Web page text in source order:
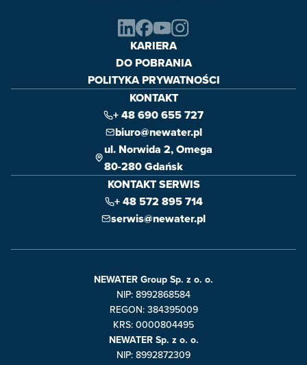
KARIERA
DO POBRANIA
POLITYKA PRYWATNOŚCI
KONTAKT
+ 48 690 655 727
biuro@newater.pl
ul. Norwida 2, Omega
80-280 Gdańsk
KONTAKT SERWIS
+ 48 572 895 714
serwis@newater.pl
NEWATER Group Sp. z o. o.
NIP: 8992868584
REGON: 384395009
KRS: 0000804495
NEWATER Sp. z o. o.
NIP: 8992872309